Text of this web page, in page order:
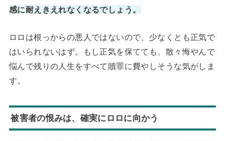
感に耐えき えれなくなるでしょう。
ロロは根っからの悪人ではないので、少なくとも正気で
はいられないはず。もし正気を保てても、散々悔やんで
悩んで残りの人生をすべて贖罪に費やしそうな気がしま
す。
被害者の恨みは、確実にロロに向かう